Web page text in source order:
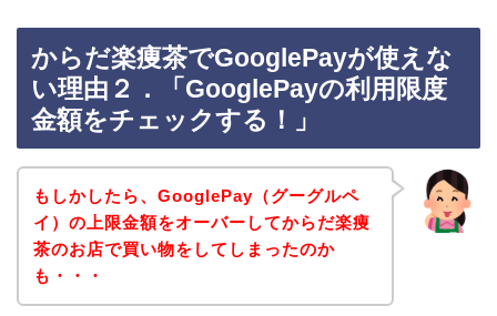
からだ楽痩茶でGooglePayが使えな
い理由２．「GooglePayの利用限度
金額をチェックする！」
もしかしたら、GooglePay（グーグルペ
イ）の上限金額をオーバーしてからだ楽痩
茶のお店で買い物をしてしまったのか
も・・・